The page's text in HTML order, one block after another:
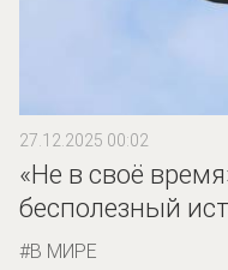
27.12.2025 00:02
«Не в своё
бесполезный
В МИРЕ